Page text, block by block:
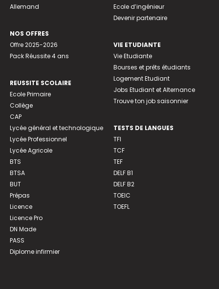
Allemand
NOS OFFRES
Offre 2025-2026
Pack Réussite 4 ans
REUSSITE SCOLAIRE
Ecole Primaire
Collège
CAP
Lycée général et technologique
Lycée Professionnel
Lycée Agricole
BTS
BTSA
BUT
Prépas
Licence
Licence Pro
DN Made
PASS
Diplome infirmier
Ecole d’ingénieur
Devenir partenaire
VIE ETUDIANTE
Vie Etudiante
Bourses et prêts étudiants
Logement Etudiant
Jobs Etudiant et Alternance
Trouve ton job saisonnier
TESTS DE LANGUES
TFI
TCF
TEF
DELF B1
DELF B2
TOEIC
TOEFL